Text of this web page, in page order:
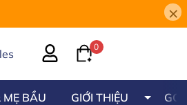
×
0
BẦU GIỚI THIỆU